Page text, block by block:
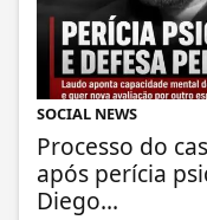
SOCIAL NEWS
Processo do
após perícia
Diego...